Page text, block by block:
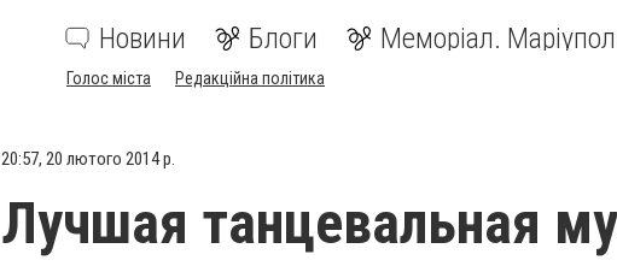
Новини Блоги Меморіал.
Голос міста Редакційна політика
20:57, 20 лютого 2014 р.
Лучшая танцевальная